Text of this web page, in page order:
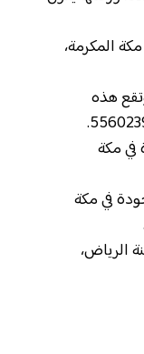
المكرمة،
هذه
في مكة
في مكة
الرياض،